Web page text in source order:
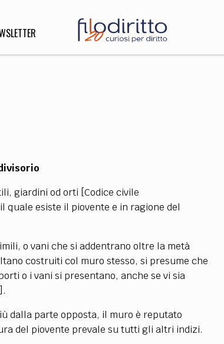
INNOVAZIONE
Scienze informatiche,
Architettura, Ingegneria
TEAM
EXTRA
giardini od orti [Codice civile
esiste il piovente e in ragione del
o vani che si addentrano oltre la metà
costruiti col muro stesso, si presume che
o i vani si presentano, anche se vi sia
dalla parte opposta, il muro è reputato
del piovente prevale su tutti gli altri indizi.